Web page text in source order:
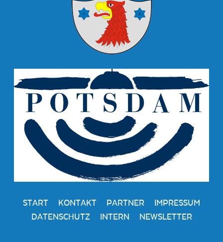
START KONTAKT PARTNER
IMPRESSUM
DATENSCHUTZ
INTERN NEWSLETTER